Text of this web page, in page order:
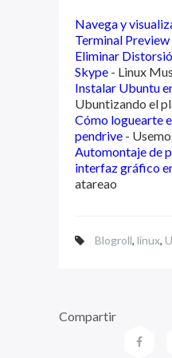
Navega y
Terminal Preview
Eliminar
Skype - Linux
Instalar Ubuntu
Ubuntizando el
Cómo loguearte
pendrive -
Automontaje de
interfaz gráfico
atareao
Blogroll, linux,
Compartir